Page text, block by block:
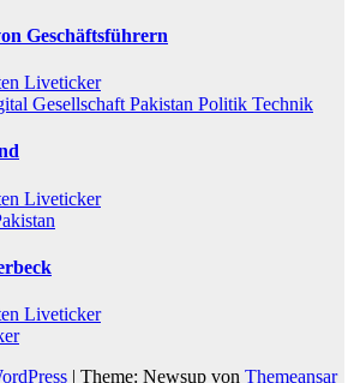
Geschäftsführern
Liveticker
Gesellschaft Pakistan Politik Technik
Liveticker
Liveticker
| Theme: Newsup von Themeansar